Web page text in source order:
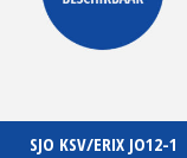
SJO KSV/ERIX JO12-1